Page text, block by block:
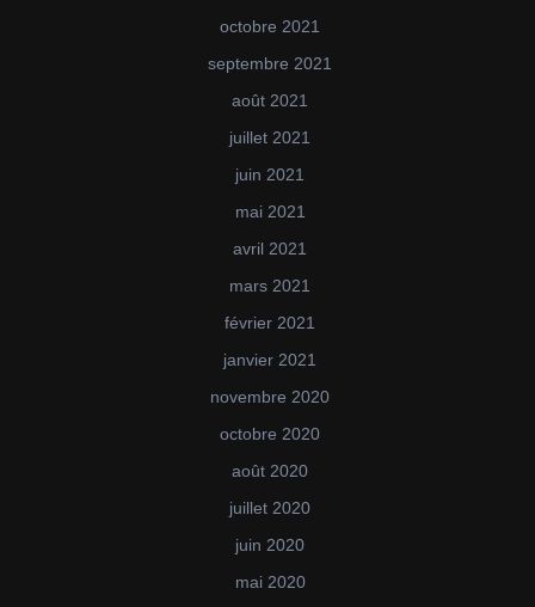
octobre 2021
septembre 2021
août 2021
juillet 2021
juin 2021
mai 2021
avril 2021
mars 2021
février 2021
janvier 2021
novembre 2020
octobre 2020
août 2020
juillet 2020
juin 2020
mai 2020